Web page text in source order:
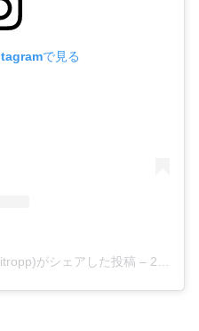
で見る
がシェアした投稿 – 2018年11月月20日午前12時55分PST